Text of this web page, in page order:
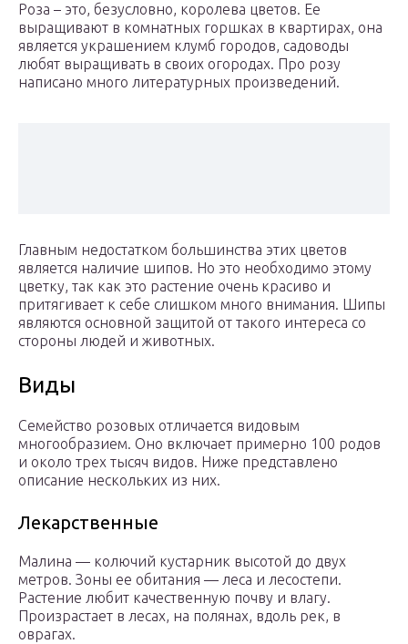
Роза – это, безусловно, королева цветов. Ее
выращивают в комнатных горшках в квартирах, она
является украшением клумб городов, садоводы
любят выращивать в своих огородах. Про розу
написано много литературных произведений.
Главным недостатком большинства этих цветов
является наличие шипов. Но это необходимо этому
цветку, так как это растение очень красиво и
притягивает к себе слишком много внимания. Шипы
являются основной защитой от такого интереса со
стороны людей и животных.
Виды
Семейство розовых отличается видовым
многообразием. Оно включает примерно 100 родов
и около трех тысяч видов. Ниже представлено
описание нескольких из них.
Лекарственные
Малина — колючий кустарник высотой до двух
метров. Зоны ее обитания — леса и лесостепи.
Растение любит качественную почву и влагу.
Произрастает в лесах, на полянах, вдоль рек, в
оврагах.